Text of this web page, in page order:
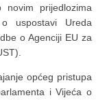
prijedlozima
uspostavi Ureda
o Agenciji EU za
općeg pristupa
i Vijeća o